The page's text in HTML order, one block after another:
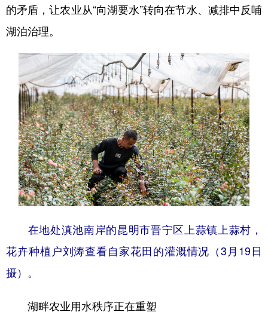
的矛盾，让农业从“向湖要水”转向在节水、减排中反哺
湖泊治理。
在地处滇池南岸的昆明市晋宁区上蒜镇上蒜村，
花卉种植户刘涛查看自家花田的灌溉情况（3月19日
摄）。
湖畔农业用水秩序正在重塑